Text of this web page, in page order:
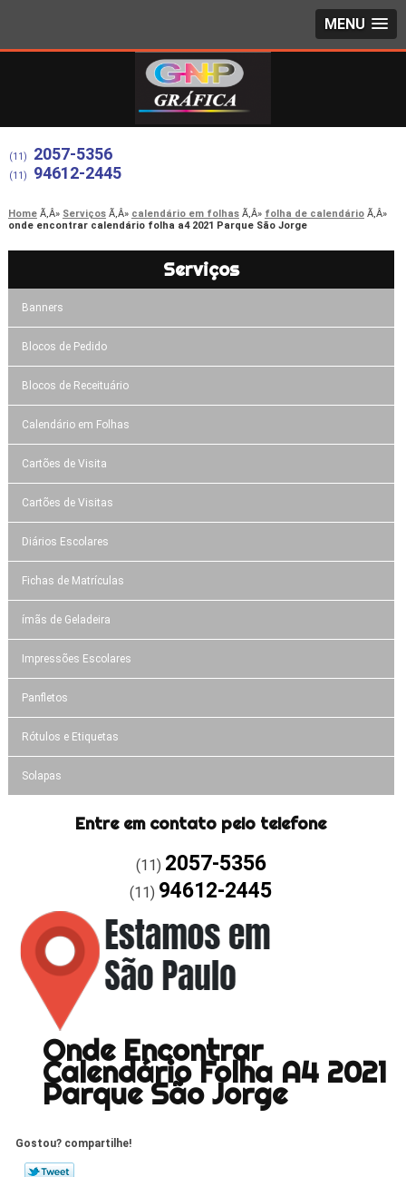
MENU
(11) 2057-5356
(11) 94612-2445
Home Serviços calendário em folhas
folha de calendário
onde encontrar calendário folha a4 2021 Parque São Jorge
Serviços
Banners
Blocos de Pedido
Blocos de Receituário
Calendário em Folhas
Cartões de Visita
Cartões de Visitas
Diários Escolares
Fichas de Matrículas
ímãs de Geladeira
Impressões Escolares
Panfletos
Rótulos e Etiquetas
Solapas
Entre em contato pelo telefone
(11) 2057-5356
(11) 94612-2445
Onde Encontrar
Calendário Folha A4 2021
Parque São Jorge
Gostou? compartilhe!